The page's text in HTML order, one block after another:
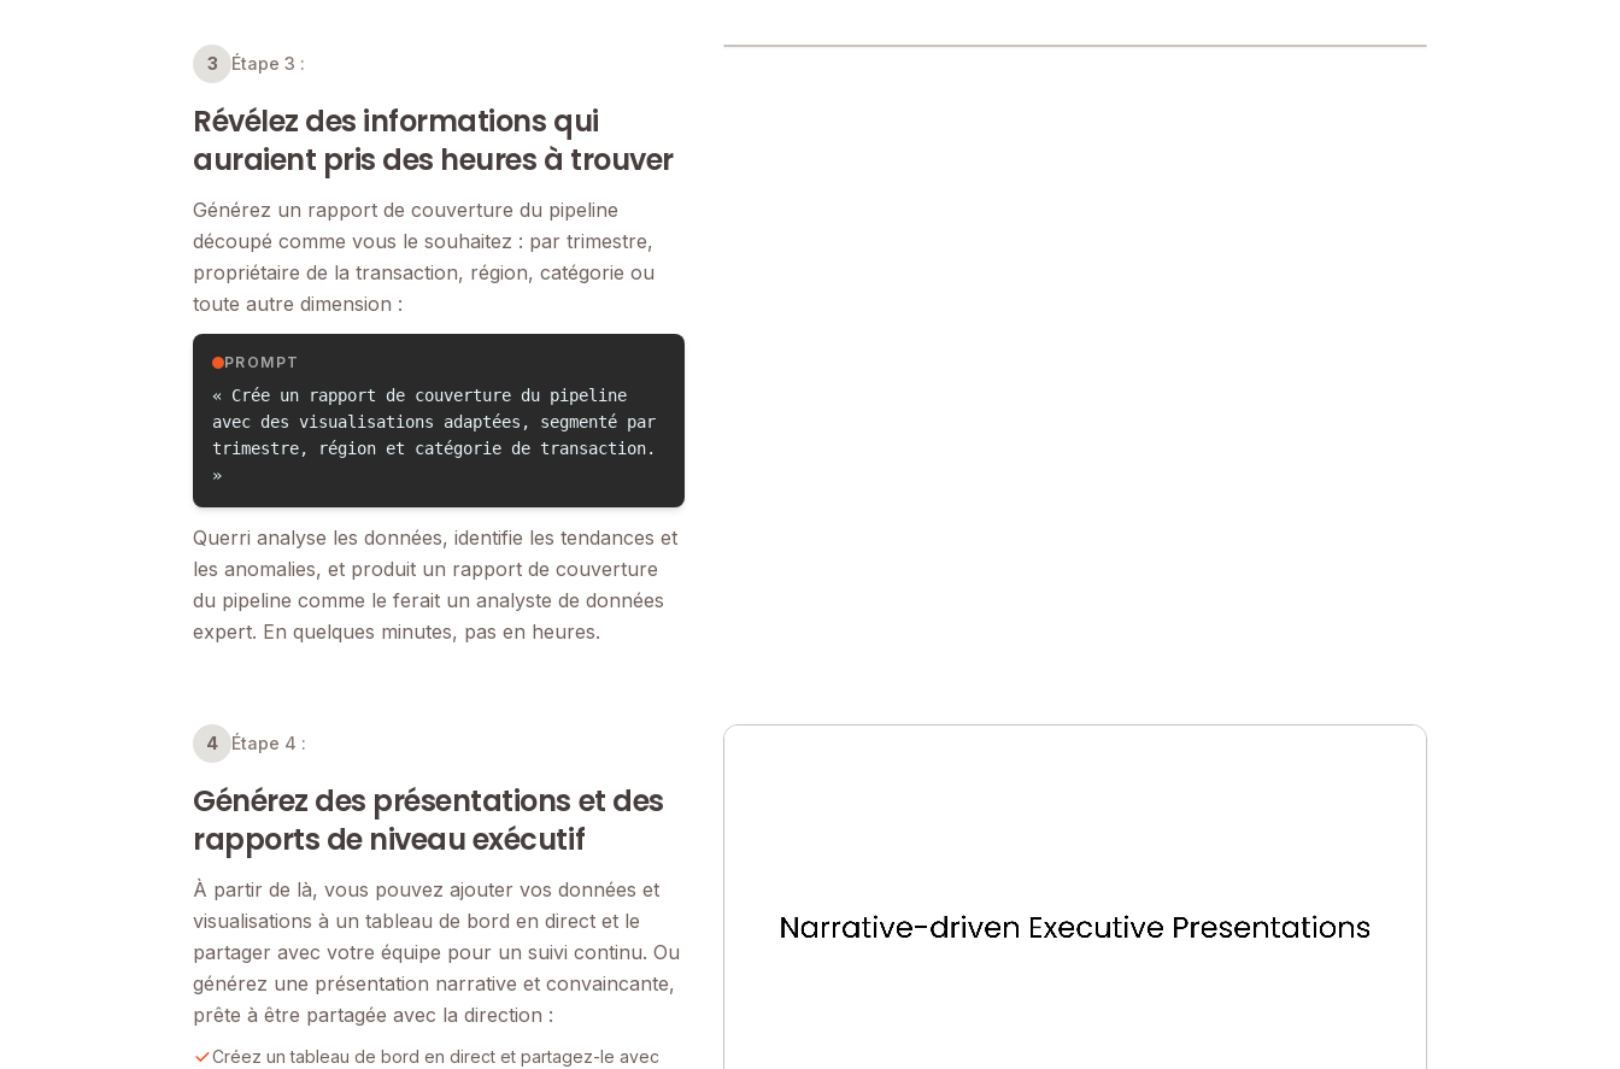
3 Étape 3 :
Révélez des informations qui
auraient pris des heures à trouver
Générez un rapport de couverture du pipeline
découpé comme vous le souhaitez : par trimestre,
propriétaire de la transaction, région, catégorie ou
toute autre dimension :
PROMPT
« Crée un rapport de couverture du pipeline
avec des visualisations adaptées, segmenté par
trimestre, région et catégorie de transaction.
»
Querri analyse les données, identifie les tendances et
les anomalies, et produit un rapport de couverture
du pipeline comme le ferait un analyste de données
expert. En quelques minutes, pas en heures.
4 Étape 4 :
Générez des présentations et des
rapports de niveau exécutif
À partir de là, vous pouvez ajouter vos données et
visualisations à un tableau de bord en direct et le
partager avec votre équipe pour un suivi continu. Ou
générez une présentation narrative et convaincante,
prête à être partagée avec la direction :
Créez un tableau de bord en direct et partagez-le avec